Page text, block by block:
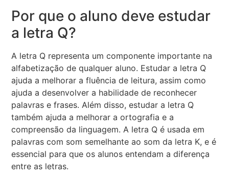
Por que o aluno deve estudar
a letra Q?
A letra Q representa um componente importante na
alfabetização de qualquer aluno. Estudar a letra Q
ajuda a melhorar a fluência de leitura, assim como
ajuda a desenvolver a habilidade de reconhecer
palavras e frases. Além disso, estudar a letra Q
também ajuda a melhorar a ortografia e a
compreensão da linguagem. A letra Q é usada em
palavras com som semelhante ao som da letra K, e é
essencial para que os alunos entendam a diferença
entre as letras.